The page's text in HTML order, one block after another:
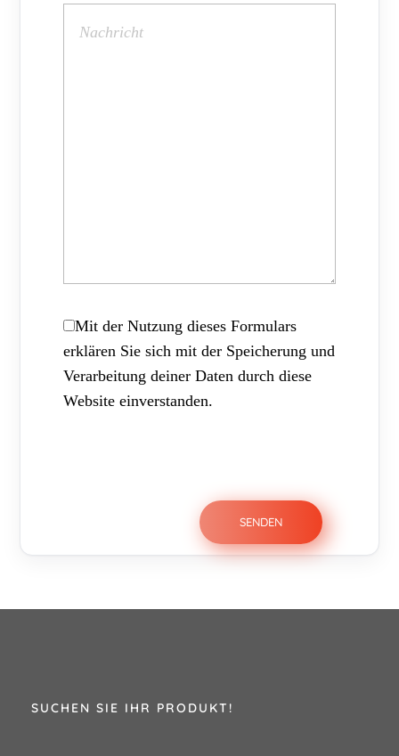
Mit der Nutzung dieses Formulars
erklären Sie sich mit der Speicherung und
Verarbeitung deiner Daten durch diese
Website einverstanden.
SUCHEN SIE IHR PRODUKT!